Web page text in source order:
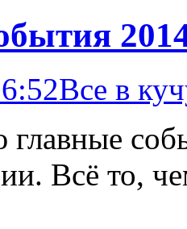
Все в
главные
Всё то,